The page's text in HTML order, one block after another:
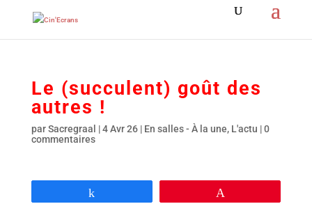
Le (succulent) goût des
autres !
parSacregraal |4 Avr 26| En salles - À la une, L'actu |0
commentaires